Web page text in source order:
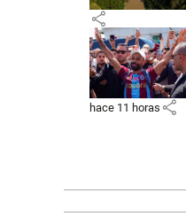
share
hace 11 horas share